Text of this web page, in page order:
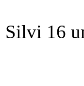
Silvi 16